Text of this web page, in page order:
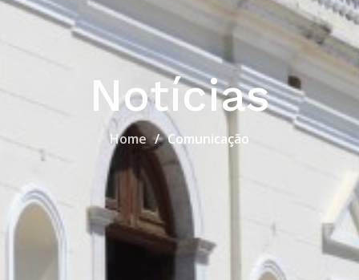
Notícias
Home Comunicação